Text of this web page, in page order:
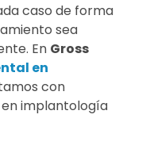
caso de forma
sea
En Gross
en
con
implantología